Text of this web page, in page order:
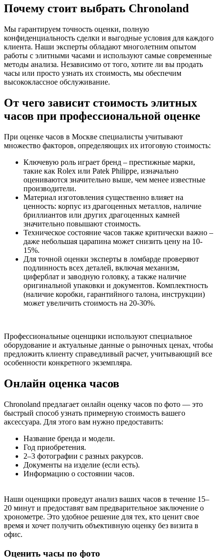
Почему стоит выбрать Chronoland
Мы гарантируем точность оценки, полную
конфиденциальность сделки и выгодные условия для каждого
клиента. Наши эксперты обладают многолетним опытом
работы с элитными часами и используют самые современные
методы анализа. Независимо от того, хотите ли вы продать
часы или просто узнать их стоимость, мы обеспечим
высококлассное обслуживание.
От чего зависит стоимость элитных
часов при профессиональной оценке
При оценке часов в Москве специалисты учитывают
множество факторов, определяющих их итоговую стоимость:
Ключевую роль играет бренд – престижные марки,
такие как Rolex или Patek Philippe, изначально
оцениваются значительно выше, чем менее известные
производители.
Материал изготовления существенно влияет на
ценность: корпус из драгоценных металлов, наличие
бриллиантов или других драгоценных камней
значительно повышают стоимость.
Техническое состояние часов также критически важно –
даже небольшая царапина может снизить цену на 10-
15%.
Для точной оценки эксперты в ломбарде проверяют
подлинность всех деталей, включая механизм,
циферблат и заводную головку, а также наличие
оригинальной упаковки и документов. Комплектность
(наличие коробки, гарантийного талона, инструкции)
может увеличить стоимость на 20-30%.
Профессиональные оценщики используют специальное
оборудование и актуальные данные о рыночных ценах, чтобы
предложить клиенту справедливый расчет, учитывающий все
особенности конкретного экземпляра.
Онлайн оценка часов
Chronoland предлагает онлайн оценку часов по фото — это
быстрый способ узнать примерную стоимость вашего
аксессуара. Для этого вам нужно предоставить:
Название бренда и модели.
Год приобретения.
2–3 фотографии с разных ракурсов.
Документы на изделие (если есть).
Информацию о состоянии часов.
Наши оценщики проведут анализ ваших часов в течение 15–
20 минут и предоставят вам предварительное заключение о
хронометре. Это удобное решение для тех, кто ценит свое
время и хочет получить объективную оценку без визита в
офис.
Оценить часы по фото